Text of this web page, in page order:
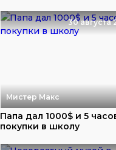
30 августа
Мистер Макс
Папа дал 1000$ и 5
покупки в школу